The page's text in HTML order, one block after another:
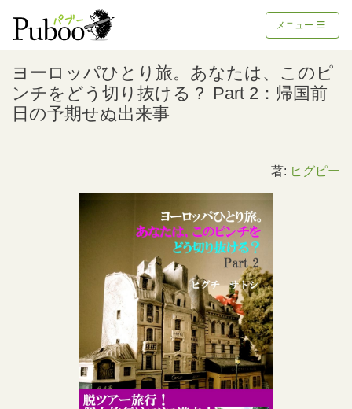
メニュー
ヨーロッパひとり旅。あなたは、このピ
ンチをどう切り抜ける？ Part 2：帰国前
日の予期せぬ出来事
著: ヒグピー